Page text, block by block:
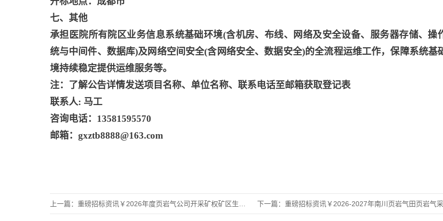
七、其他
承担医院所有院区业务信息系统基础环境(含机房、布线、网络及安全设备、服务器存储、操
统与中间件、数据库)及网络空间安全(含网络安全、数据安全)的全流程运维工作，保障系统基
境持续稳定提供运维服务等。
注：了解公告详情发送项目名称、单位名称、联系电话至邮箱获取登记表
联系人: 马工
咨询电话： 13581595570
邮箱： gxztb8888@163.com
上一篇： 重磅招标资讯￥2026年度页岩气公司开采矿权矿区生态修复方案 下一篇：重磅招标资讯￥2026-2027年南川页岩气田页岩气采出水环